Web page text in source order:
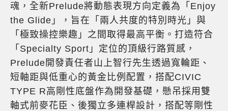
魂，全新Prelude將動態表現方向定義為「Enjoy
the Glide」，旨在「兩人共度的特別時光」與
「極致操控樂趣」之間取得最高平衡。打造符合
「Specialty Sport」定位的頂級行路質感，
Prelude開發責任者山上智行先生透過寬輪距、
短軸距與低重心的黃金比例配置，搭配CIVIC
TYPE R高剛性底盤作為開發基礎，懸吊採用雙
軸式前麥花臣、後獨立多連桿設計，搭配等剛性